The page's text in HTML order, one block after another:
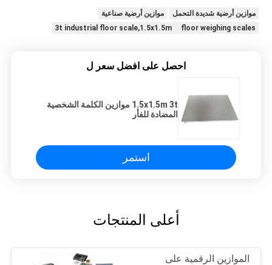
موازين أرضية شديدة التحمل
موازين أرضية صناعية
3t industrial floor scale,1.5x1.5m floor weighing scales
احصل على افضل سعر ل
1.5x1.5m 3t موازين الكلمة الشخصية
المضادة للفأر
استمر
أعلى المنتجات
الموازين الرقمية على